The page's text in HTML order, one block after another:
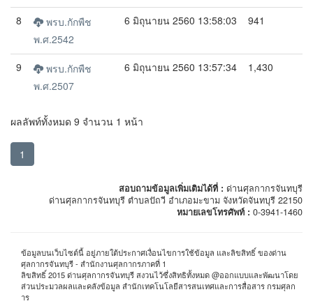
8
พรบ.กักพืช
พ.ศ.2542
6 มิถุนายน 2560 13:58:03 941
9
พรบ.กักพืช
พ.ศ.2507
6 มิถุนายน 2560 13:57:34 1,430
ผลลัพท์ทั้งหมด 9 จำนวน 1 หน้า
1
สอบถามข้อมูลเพิ่มเติมได้ที่ : ด่านศุลกากรจันทบุรี
ด่านศุลกากรจันทบุรี ตำบลปัถวี อำเภอมะขาม จังหวัดจันทบุรี 22150
หมายเลขโทรศัพท์ : 0-3941-1460
ข้อมูลบนเว็บไซต์นี้ อยู่ภายใต้ประกาศเงื่อนไขการใช้ข้อมูล และลิขสิทธิ์ ของด่าน
ศุลกากรจันทบุรี - สำนักงานศุลกากรภาคที่ 1
ลิขสิทธิ์ 2015 ด่านศุลกากรจันทบุรี สงวนไว้ซึ่งสิทธิทั้งหมด @ออกแบบและพัฒนาโดย
ส่วนประมวลผลและคลังข้อมูล สำนักเทคโนโลยีสารสนเทศและการสื่อสาร กรมศุลก
าร